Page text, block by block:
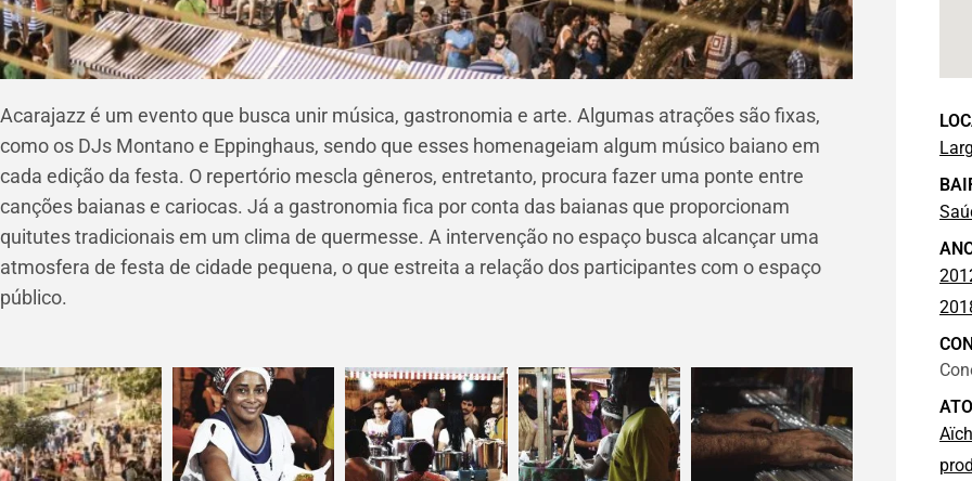
Acarajazz é um evento que busca unir música, gastronomia e arte. Algumas atrações são fixas,
como os DJs Montano e Eppinghaus, sendo que esses homenageiam algum músico baiano em
cada edição da festa. O repertório mescla gêneros, entretanto, procura fazer uma ponte entre
canções baianas e cariocas. Já a gastronomia fica por conta das baianas que proporcionam
quitutes tradicionais em um clima de quermesse. A intervenção no espaço busca alcançar uma
atmosfera de festa de cidade pequena, o que estreita a relação dos participantes com o espaço
público.